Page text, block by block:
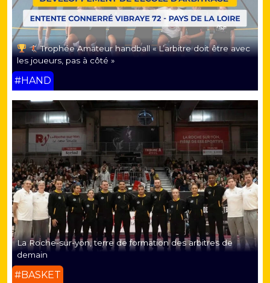
Trophée Amateur handball « L’arbitre doit être avec
les joueurs, pas à côté »
#HAND
La Roche-sur-yon, terre de formation des arbitres de
demain
#BASKET